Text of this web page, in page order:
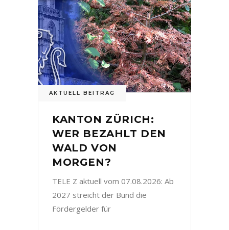
AKTUELL BEITRAG
KANTON ZÜRICH:
WER BEZAHLT DEN
WALD VON
MORGEN?
TELE Z aktuell vom 07.08.2026: Ab
2027 streicht der Bund die
Fördergelder für